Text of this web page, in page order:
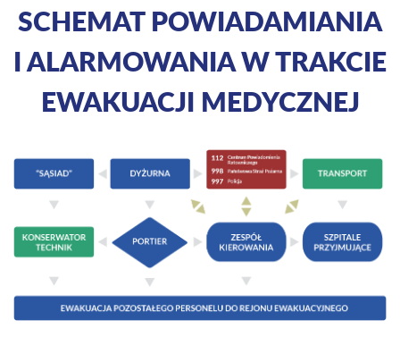
SCHEMAT POWIADAMIANIA
I ALARMOWANIA W TRAKCIE
EWAKUACJI MEDYCZNEJ